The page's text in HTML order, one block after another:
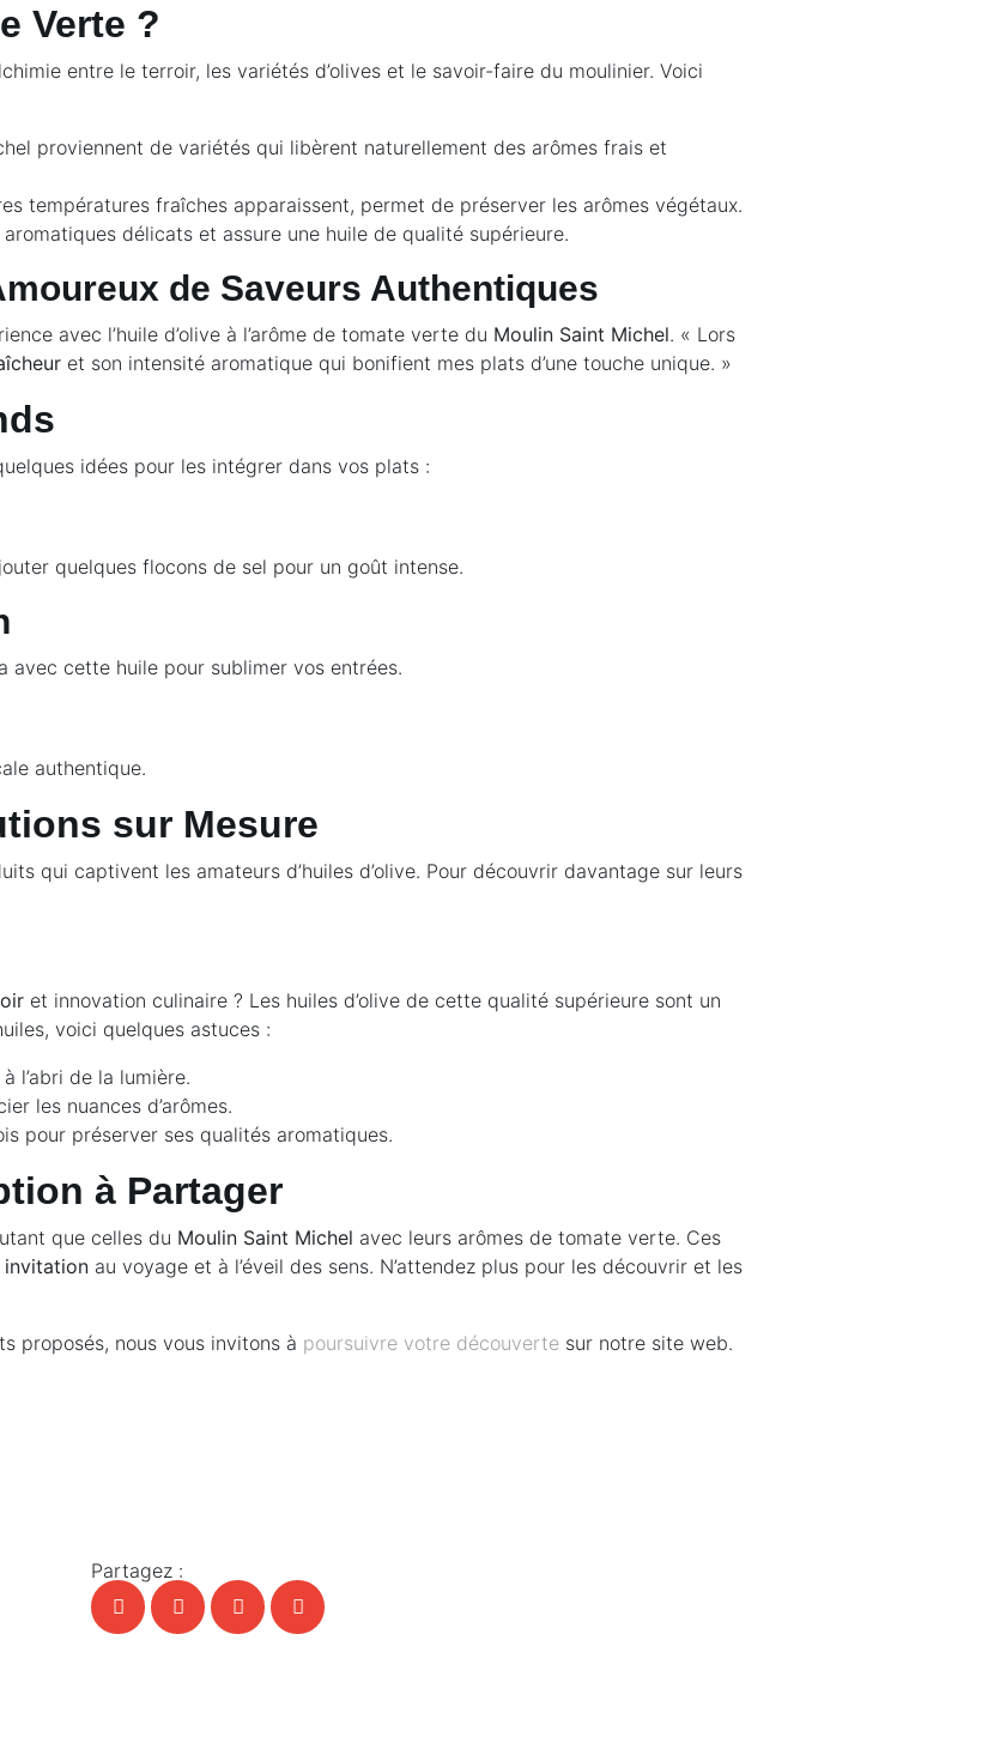
Verte ?
entre le terroir, les variétés d’olives et le savoir-faire du moulinier. Voici
proviennent de variétés qui libèrent naturellement des arômes frais et
températures fraîches apparaissent, permet de préserver les arômes végétaux.
délicats et assure une huile de qualité supérieure.
de Saveurs Authentiques
avec l’huile d’olive à l’arôme de tomate verte du Moulin Saint Michel. « Lors
et son intensité aromatique qui bonifient mes plats d’une touche unique. »
idées pour les intégrer dans vos plats :
quelques flocons de sel pour un goût intense.
avec cette huile pour sublimer vos entrées.
authentique.
sur Mesure
qui captivent les amateurs d’huiles d’olive. Pour découvrir davantage sur leurs
et innovation culinaire ? Les huiles d’olive de cette qualité supérieure sont un
voici quelques astuces :
l’abri de la lumière.
les nuances d’arômes.
pour préserver ses qualités aromatiques.
à Partager
que celles du Moulin Saint Michel avec leurs arômes de tomate verte. Ces
invitation au voyage et à l’éveil des sens. N’attendez plus pour les découvrir et les
proposés, nous vous invitons à poursuivre votre découverte sur notre site web.
Partagez :